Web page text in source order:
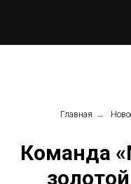
Главная →
Команда